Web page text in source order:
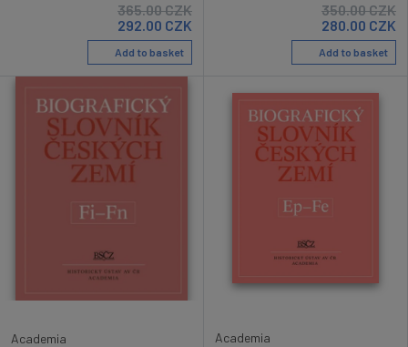
365.00CZK
292.00 CZK
Add to basket
350.00CZK
280.00 CZK
Add to basket
Academia Academia